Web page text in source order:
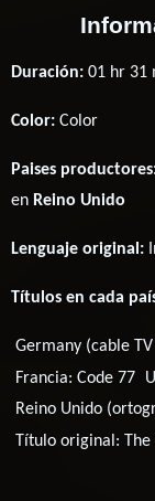
Duración: 01 hr 31
Color: Color
Paises
en Reino Unido
Lenguaje original:
Títulos en cada
Germany (cable
Francia:Code 77
Reino Unido
Título original: The